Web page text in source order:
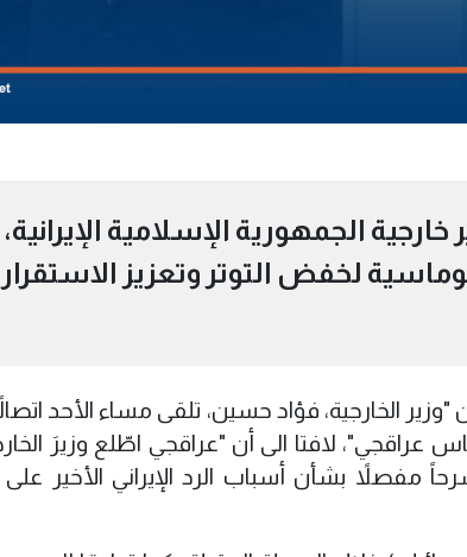
الجمهورية الإسلامية الإيرانية،
لخفض التوتر وتعزيز الاستقرار
الخارجية، فؤاد حسين، تلقى مساء الأحد
عراقجي"، لافتا الى أن "عراقجي اطّلع وزيرَ
مفصلاً بشأن أسباب الرد الإيراني الأخير